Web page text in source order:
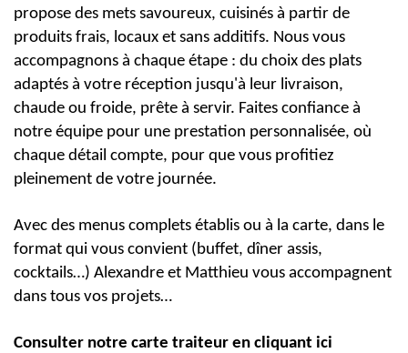
propose des mets savoureux, cuisinés à partir de
produits frais, locaux et sans additifs. Nous vous
accompagnons à chaque étape : du choix des plats
adaptés à votre réception jusqu'à leur livraison,
chaude ou froide, prête à servir. Faites confiance à
notre équipe pour une prestation personnalisée, où
chaque détail compte, pour que vous profitiez
pleinement de votre journée.
Avec des menus complets établis ou à la carte, dans le
format qui vous convient (buffet, dîner assis,
cocktails…) Alexandre et Matthieu vous accompagnent
dans tous vos projets…
Consulter notre carte traiteur en cliquant ici